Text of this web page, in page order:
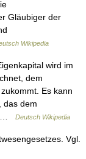
Gläubiger der
Wikipedia
wird im
dem
Es kann
das dem
…
Deutsch Wikipedia
Vgl.